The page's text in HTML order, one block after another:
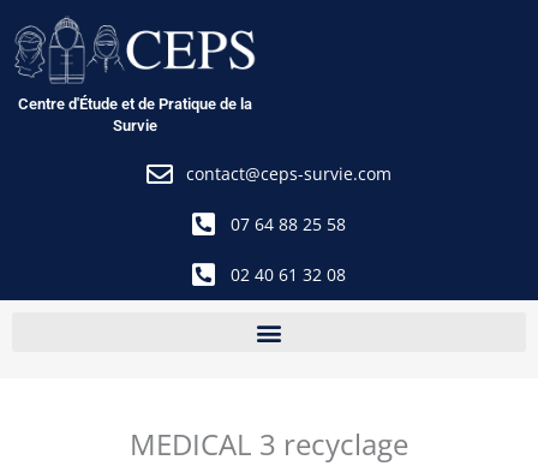
au
contenu
Centre d'Étude et de Pratique de la
Survie
contact@ceps-survie.com
07 64 88 25 58
02 40 61 32 08
MEDICAL 3 recyclage